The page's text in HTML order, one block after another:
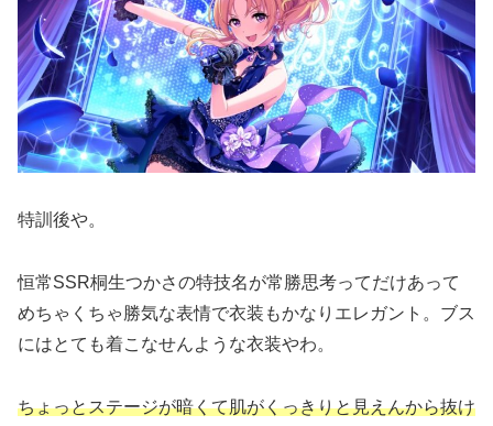
特訓後や。
恒常SSR桐生つかさの特技名が常勝思考ってだけあって
めちゃくちゃ勝気な表情で衣装もかなりエレガント。ブス
にはとても着こなせんような衣装やわ。
ちょっとステージが暗くて肌がくっきりと見えんから抜け